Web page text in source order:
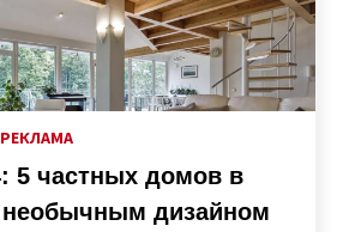
РЕКЛАМА
5 частных домов в
дизайном